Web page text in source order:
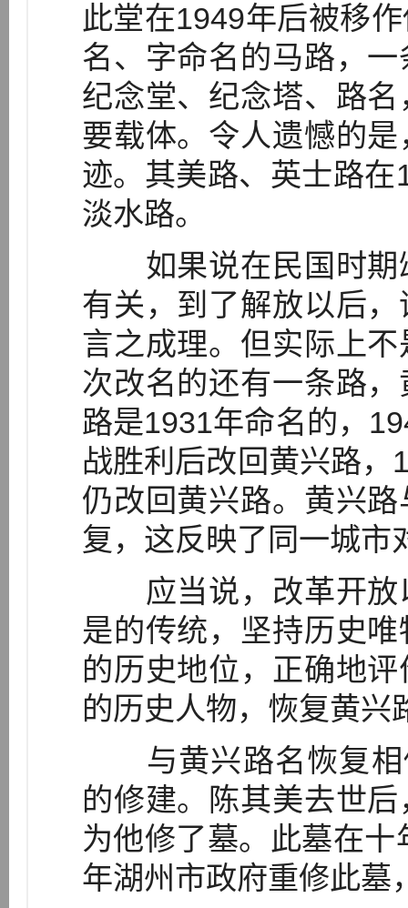
此堂在1949年后被移
名、字命名的马路，
纪念堂、纪念塔、路
要载体。令人遗憾的
迹。其美路、英士路
淡水路。
如果说在民国时期
有关，到了解放以后
言之成理。但实际上
次改名的还有一条路
路是1931年命名的，
战胜利后改回黄兴路，
仍改回黄兴路。黄兴
复，这反映了同一城市
应当说，改革开放
是的传统，坚持历史
的历史地位，正确地
的历史人物，恢复黄兴
与黄兴路名恢复相
的修建。陈其美去世
为他修了墓。此墓在
年湖州市政府重修此墓